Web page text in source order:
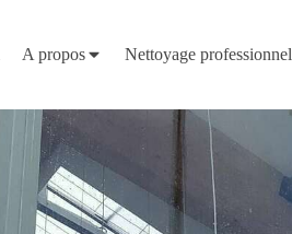
A propos Nettoyage professionnel